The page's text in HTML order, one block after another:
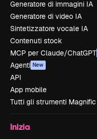
Generatore di immagini IA
Generatore di video IA
Sintetizzatore vocale IA
Contenuti stock
MCP per Claude/ChatGPT
Agenti New
API
App mobile
Tutti gli strumenti Magnific
Inizia